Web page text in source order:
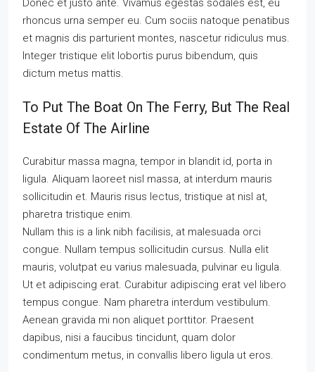
Donec et justo ante. Vivamus egestas sodales est, eu
rhoncus urna semper eu. Cum sociis natoque penatibus
et magnis dis parturient montes, nascetur ridiculus mus.
Integer tristique elit lobortis purus bibendum, quis
dictum metus mattis.
To Put The Boat On The Ferry, But The Real
Estate Of The Airline
Curabitur massa magna, tempor in blandit id, porta in
ligula. Aliquam laoreet nisl massa, at interdum mauris
sollicitudin et. Mauris risus lectus, tristique at nisl at,
pharetra tristique enim.
Nullam this is a link nibh facilisis, at malesuada orci
congue. Nullam tempus sollicitudin cursus. Nulla elit
mauris, volutpat eu varius malesuada, pulvinar eu ligula.
Ut et adipiscing erat. Curabitur adipiscing erat vel libero
tempus congue. Nam pharetra interdum vestibulum.
Aenean gravida mi non aliquet porttitor. Praesent
dapibus, nisi a faucibus tincidunt, quam dolor
condimentum metus, in convallis libero ligula ut eros.